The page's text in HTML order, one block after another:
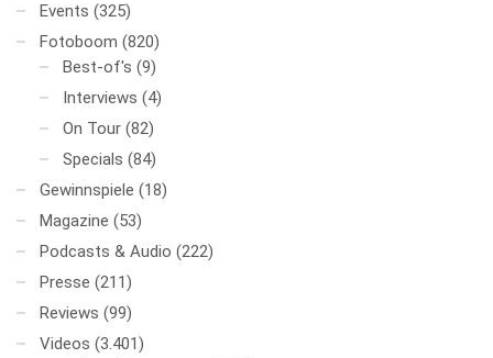
Events (325)
Fotoboom (820)
Best-of's (9)
Interviews (4)
On Tour (82)
Specials (84)
Gewinnspiele (18)
Magazine (53)
Podcasts & Audio (222)
Presse (211)
Reviews (99)
Videos (3.401)